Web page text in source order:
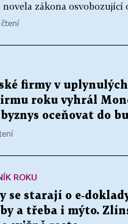
zákona osvobozující
čtení
firmy v
roku vyhrál
oceňovat do
ROKU
se starají o
a třeba i mýto.